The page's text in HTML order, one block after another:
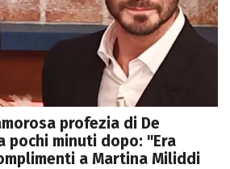
profezia di De
pochi minuti dopo: "Era
a Martina Miliddi